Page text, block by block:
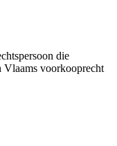
die
Vlaams voorkooprecht